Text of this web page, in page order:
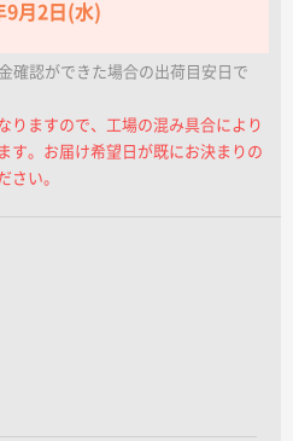
9月2日(水)
確認ができた場合の出荷目安日で
りますので、工場の混み具合により
す。お届け希望日が既にお決まりの
さい。